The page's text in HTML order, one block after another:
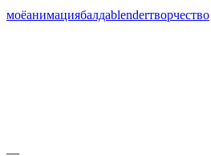
моёанимациябалдаblenderтворчество
—